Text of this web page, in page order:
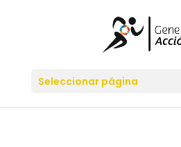
Seleccionar página